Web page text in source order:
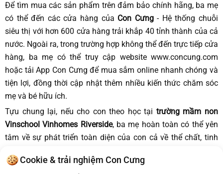
Để tìm mua các sản phẩm trên đảm bảo chính hãng, ba mẹ
có thể đến các cửa hàng của Con Cưng- Hệ thống chuỗi
siêu thị với hơn 600 cửa hàng trải khắp 40 tỉnh thành của cả
nước. Ngoài ra, trong trường hợp không thể đến trực tiếp cửa
hàng, ba mẹ có thể truy cập website www.concung.com
hoặc tải App Con Cưng để mua sắm online nhanh chóng và
tiện lợi, đồng thời cập nhật thêm nhiều kiến thức chăm sóc
mẹ và bé hữu ích.
Tựu chung lại, nếu cho con theo học tại trường mầm non
Vinschool Vinhomes Riverside, ba mẹ hoàn toàn có thể yên
tâm về sự phát triển toàn diện của con cả về thể chất, tinh
mẹ hãy áp dụng các cách trên nhằm giúp con tiếp xúc kiến
Cookie & trải nghiệm Con Cưng